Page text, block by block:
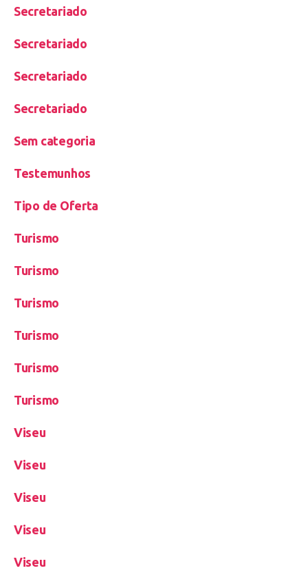
Secretariado
Secretariado
Secretariado
Secretariado
Sem categoria
Testemunhos
Tipo de Oferta
Turismo
Turismo
Turismo
Turismo
Turismo
Turismo
Viseu
Viseu
Viseu
Viseu
Viseu